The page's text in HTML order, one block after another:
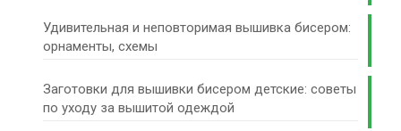
Удивительная и неповторимая вышивка бисером:
орнаменты, схемы
Заготовки для вышивки бисером детские: советы
по уходу за вышитой одеждой